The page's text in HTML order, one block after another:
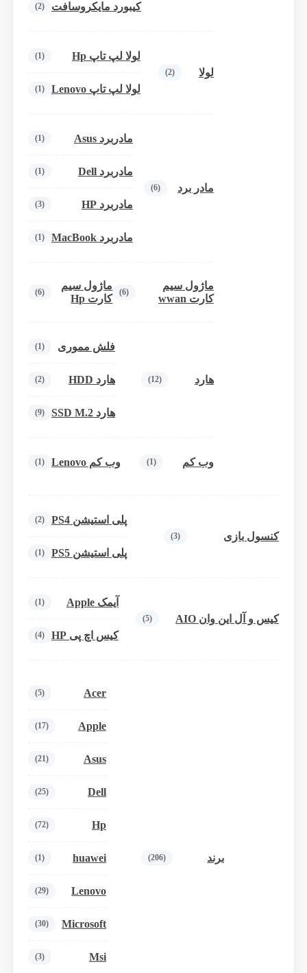
کیبورد مایکروسافت (2)
لولا (2)
لولا لپ تاپ Hp (1)
لولا لپ تاپ Lenovo (1)
مادر برد (6)
مادربرد Asus (1)
مادربرد Dell (1)
مادربرد HP (3)
مادربرد MacBook (1)
ماژول سیم
کارت wwan
(6)
ماژول سیم
کارت Hp
(6)
هارد (12)
فلش مموری (1)
هارد HDD (2)
هارد SSD M.2 (9)
وب کم (1) وب کم Lenovo (1)
کنسول بازی (3)
پلی استیشن PS4 (2)
پلی استیشن PS5 (1)
کیس و آل این وان AIO (5)
آیمک Apple (1)
کیس اچ پی HP (4)
برند (206)
Acer
(5)
Apple
(17)
Asus
(21)
Dell
(25)
Hp
(72)
huawei
(1)
Lenovo
(29)
Microsoft
(30)
Msi
(3)